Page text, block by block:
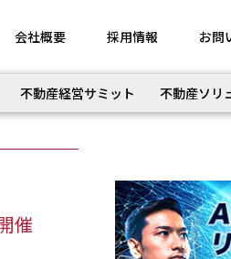
会社概要 採用情報 お問
不動産経営サミット 不動産ソリ
催